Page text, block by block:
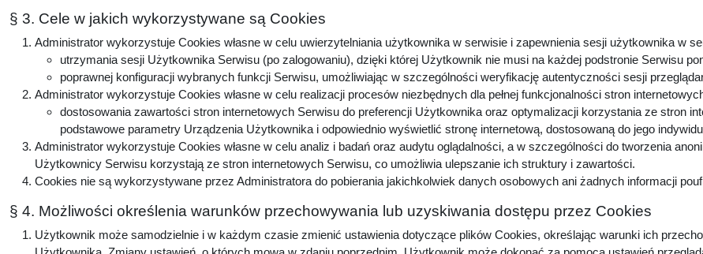
§ 3. Cele w jakich wykorzystywane są Cookies
Administrator wykorzystuje Cookies własne w celu uwierzytelniania użytkownika w serwisie i zapewnienia sesji użytkownika w
utrzymania sesji Użytkownika Serwisu (po zalogowaniu), dzięki której Użytkownik nie musi na każdej podstronie Serwisu
poprawnej konfiguracji wybranych funkcji Serwisu, umożliwiając w szczególności weryfikację autentyczności sesji
Administrator wykorzystuje Cookies własne w celu realizacji procesów niezbędnych dla pełnej funkcjonalności stron
dostosowania zawartości stron internetowych Serwisu do preferencji Użytkownika oraz optymalizacji korzystania ze stron
podstawowe parametry Urządzenia Użytkownika i odpowiednio wyświetlić stronę internetową, dostosowaną do jego
Administrator wykorzystuje Cookies własne w celu analiz i badań oraz audytu oglądalności, a w szczególności do tworzenia
Użytkownicy Serwisu korzystają ze stron internetowych Serwisu, co umożliwia ulepszanie ich struktury i zawartości.
Cookies nie są wykorzystywane przez Administratora do pobierania jakichkolwiek danych osobowych ani żadnych informacji
§ 4. Możliwości określenia warunków przechowywania lub uzyskiwania dostępu przez Cookies
Użytkownik może samodzielnie i w każdym czasie zmienić ustawienia dotyczące plików Cookies, określając warunki ich